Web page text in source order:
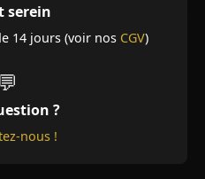
serein
14 jours (voir nos CGV)
💬
?
nous !